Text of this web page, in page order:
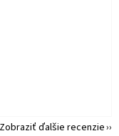
Zobraziť ďalšie recenzie